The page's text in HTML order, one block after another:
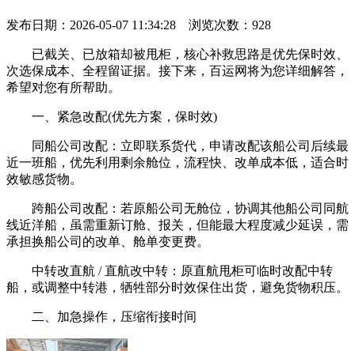
发布日期：2026-05-07 11:34:28 浏览次数： 928
已截关、已放箱却被甩柜，核心补救思路是优先保时效、
次选保成本、全程留证据。接下来，百运网将为您详细解答，
希望对您有所帮助。
一、紧急改配(优先方案，保时效)
同船公司改配：立即联系货代，申请改配该船公司后续最
近一班船，优先利用剩余舱位，流程快、改单成本低，适合时
效敏感货物。
跨船公司改配：若原船公司无舱位，协调其他船公司同航
线近洋船，虽需重新订舱、报关，但能最大程度减少延误，需
承担换船公司的改单、舱单变更费。
中转改直航 / 直航改中转：原直航甩柜可临时改配中转
船，或调整中转港，牺牲部分时效保住出货，避免货物积压。
二、加急操作，压缩衔接时间